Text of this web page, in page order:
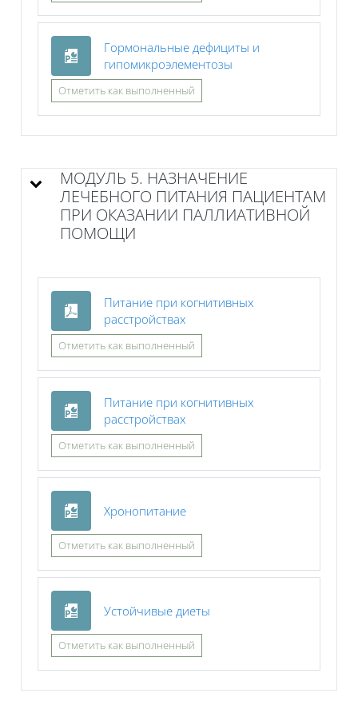
Гормональные дефициты и
гипомикроэлементозы
Отметить как выполненный
МОДУЛЬ 5. НАЗНАЧЕНИЕ
ЛЕЧЕБНОГО ПИТАНИЯ ПАЦИЕНТАМ
ПРИ ОКАЗАНИИ ПАЛЛИАТИВНОЙ
ПОМОЩИ
Питание при когнитивных
расстройствахФайл
Отметить как выполненный
Питание при когнитивных
расстройствахФайл
Отметить как выполненный
ХронопитаниеФайл
Отметить как выполненный
Устойчивые диеты
Отметить как выполненный